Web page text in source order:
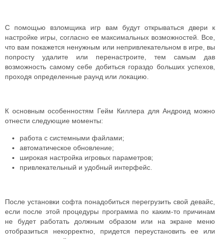
С помощью взломщика игр вам будут открываться двери к
настройке игры, согласно ее максимальных возможностей. Все,
что вам покажется ненужным или непривлекательном в игре, вы
попросту удалите или перенастроите, тем самым дав
возможность самому себе добиться гораздо больших успехов,
проходя определенные раунд или локацию.
К основным особенностям Гейм Киллера для Андроид можно
отнести следующие моменты:
работа с системными файлами;
автоматическое обновление;
широкая настройка игровых параметров;
привлекательный и удобный интерфейс.
После установки софта понадобиться перегрузить свой девайс,
если после этой процедуры программа по каким-то причинам
не будет работать должным образом или на экране меню
отобразиться некорректно, придется переустановить ее или